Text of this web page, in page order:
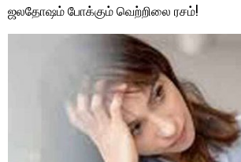
ஜலதோஷம் போக்கும் வெற்றிலை ரசம்!